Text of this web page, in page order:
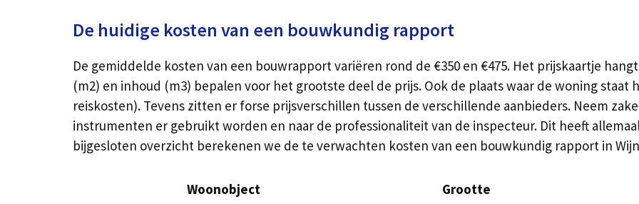
De huidige kosten van een bouwkundig rapport
De gemiddelde kosten van een bouwrapport variëren rond de €350 en €475. Het prijskaartje
(m2) en inhoud (m3) bepalen voor het grootste deel de prijs. Ook de plaats waar de woning
reiskosten). Tevens zitten er forse prijsverschillen tussen de verschillende aanbieders. Neem
instrumenten er gebruikt worden en naar de professionaliteit van de inspecteur. Dit heeft
bijgesloten overzicht berekenen we de te verwachten kosten van een bouwkundig rapport in
Woonobject Grootte